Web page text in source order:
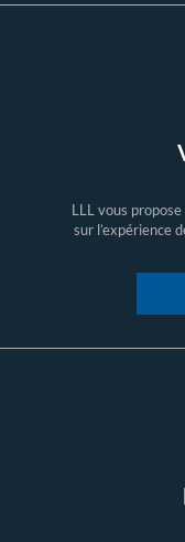
LLL vous
sur l’expérience